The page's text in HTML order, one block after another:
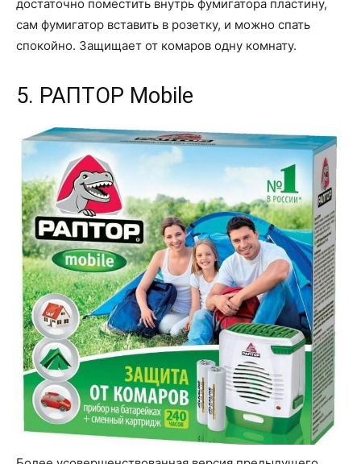
достаточно поместить внутрь фумигатора пластину,
сам фумигатор вставить в розетку, и можно спать
спокойно. Защищает от комаров одну комнату.
5. РАПТОР Mobile